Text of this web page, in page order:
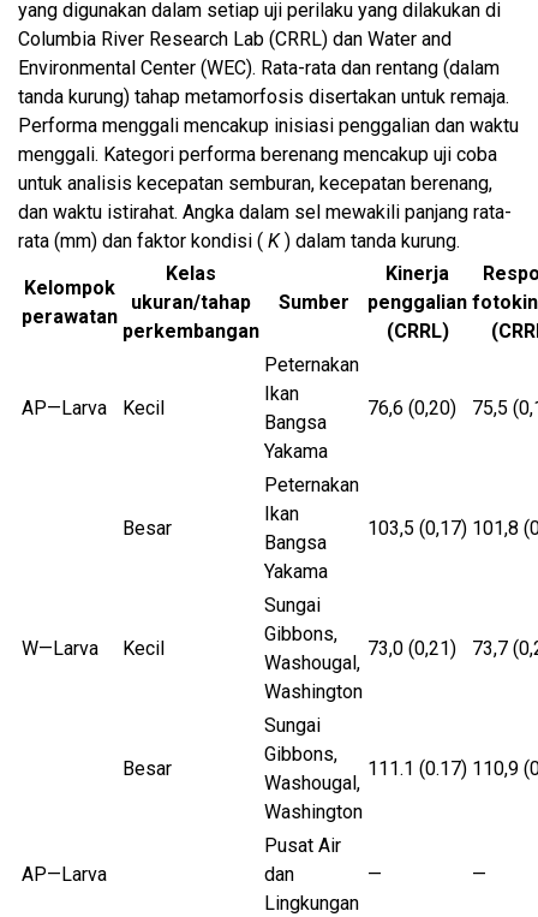
yang digunakan dalam setiap uji perilaku yang dilakukan di
Columbia River Research Lab (CRRL) dan Water and
Environmental Center (WEC). Rata-rata dan rentang (dalam
tanda kurung) tahap metamorfosis disertakan untuk remaja.
Performa menggali mencakup inisiasi penggalian dan waktu
menggali. Kategori performa berenang mencakup uji coba
untuk analisis kecepatan semburan, kecepatan berenang,
dan waktu istirahat. Angka dalam sel mewakili panjang rata-
rata (mm) dan faktor kondisi ( K) dalam tanda kurung.
Kelompok
perawatan
Kelas
ukuran/tahap
perkembangan
Sumber
Kinerja
penggalian
(CRRL)
AP—Larva Kecil
Peternakan
Ikan
Bangsa
Yakama
76,6 (0,20) 75,5
Besar
Peternakan
Ikan
Bangsa
Yakama
103,5 (0,17) 101,8
W—Larva Kecil
Sungai
Gibbons,
Washougal,
Washington
73,0 (0,21) 73,7
Besar
Sungai
Gibbons,
Washougal,
Washington
111.1 (0.17) 110,9
AP—Larva
Pusat Air
dan
Lingkungan
— —